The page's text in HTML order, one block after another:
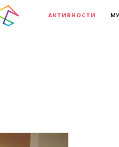
АКТИВНОСТИ